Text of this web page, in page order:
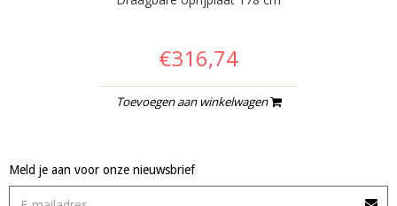
€316,74
Toevoegen aan winkelwagen
Meld je aan voor onze nieuwsbrief